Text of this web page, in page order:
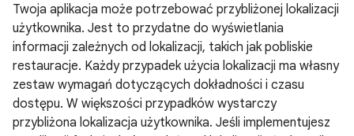
Twoja aplikacja może potrzebować przybliżonej lokalizacji
użytkownika. Jest to przydatne do wyświetlania
informacji zależnych od lokalizacji, takich jak pobliskie
restauracje. Każdy przypadek użycia lokalizacji ma własny
zestaw wymagań dotyczących dokładności i czasu
dostępu. W większości przypadków wystarczy
przybliżona lokalizacja użytkownika. Jeśli implementujesz